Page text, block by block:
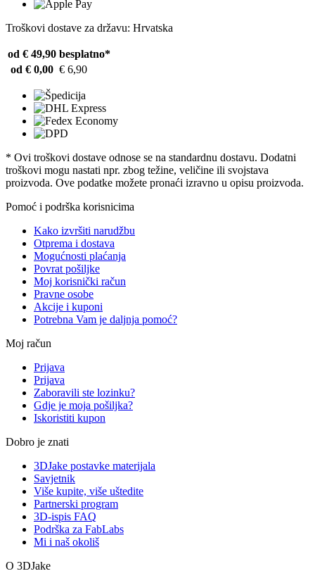
Troškovi dostave za državu: Hrvatska
od € 49,90 besplatno*
od € 0,00 € 6,90
* Ovi troškovi dostave odnose se na standardnu ​​dostavu. Dodatni
troškovi mogu nastati npr. zbog težine, veličine ili svojstava
proizvoda. Ove podatke možete pronaći izravno u opisu proizvoda.
Pomoć i podrška korisnicima
Kako izvršiti narudžbu
Otprema i dostava
Mogućnosti plaćanja
Povrat pošiljke
Moj korisnički račun
Pravne osobe
Akcije i kuponi
Potrebna Vam je daljnja pomoć?
Moj račun
Prijava
Prijava
Zaboravili ste lozinku?
Gdje je moja pošiljka?
Iskoristiti kupon
Dobro je znati
3DJake postavke materijala
Savjetnik
Više kupite, više uštedite
Partnerski program
3D-ispis FAQ
Podrška za FabLabs
Mi i naš okoliš
O 3DJake